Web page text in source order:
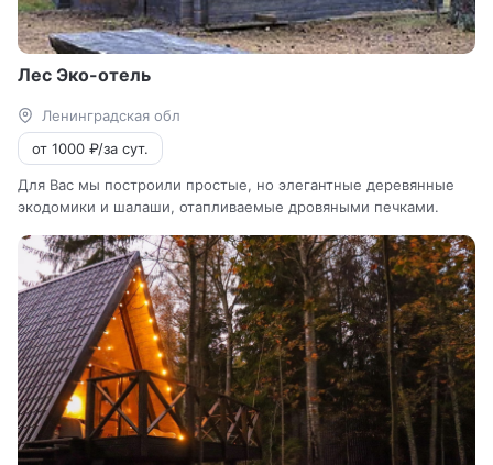
Лес Эко-отель
Ленинградская обл
от 1000 ₽/за сут.
Для Вас мы построили простые, но элегантные деревянные
экодомики и шалаши, отапливаемые дровяными печками.